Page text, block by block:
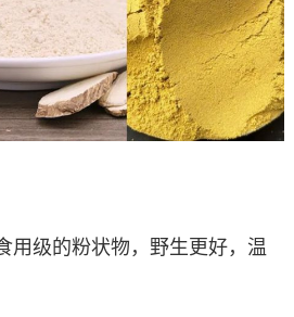
用级的粉状物，野生更好，温